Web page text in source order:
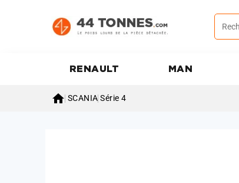
RENAULT MAN
 SCANIA Série 4